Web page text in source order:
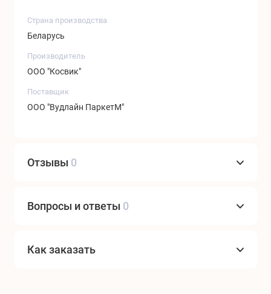
Страна производства
Беларусь
Производитель
ООО "Косвик"
Поставщик
ООО "Вудлайн ПаркетМ"
Отзывы 0
Вопросы и ответы 0
Как заказать